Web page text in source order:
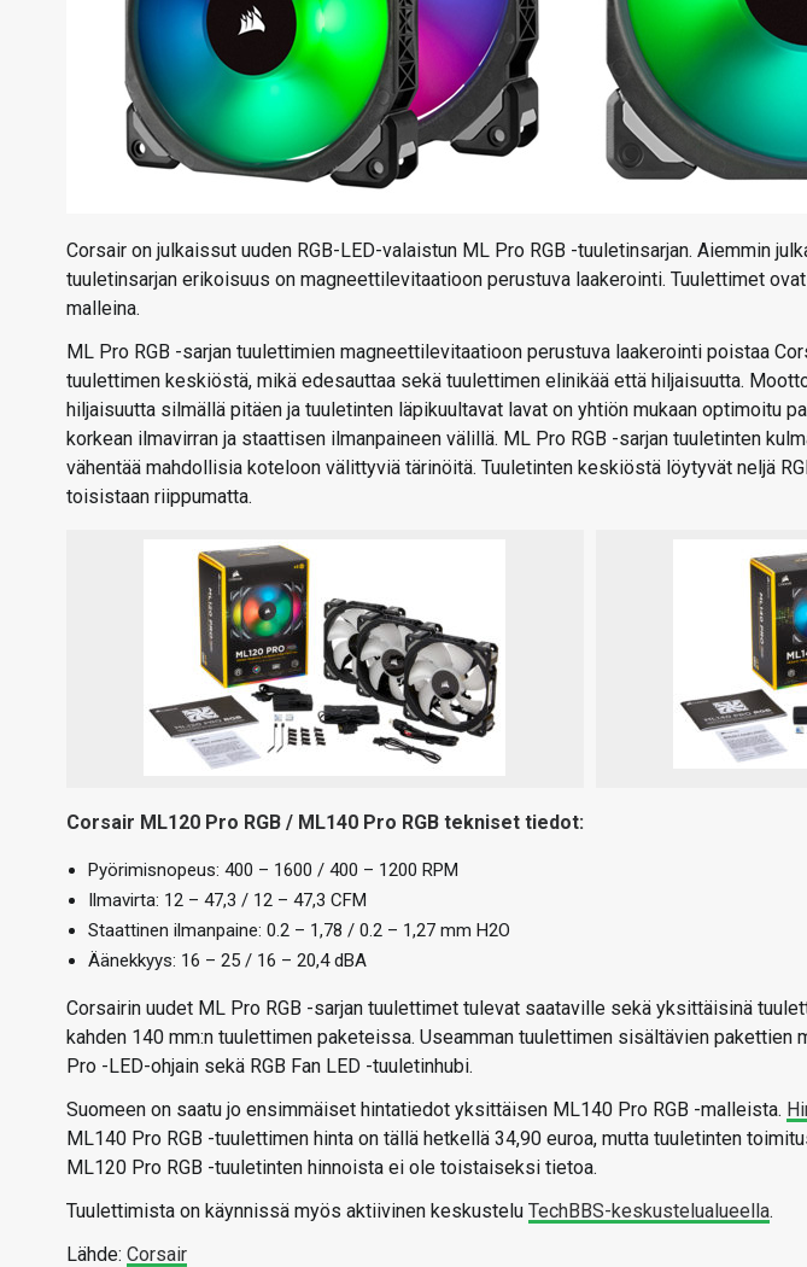
Corsair on julkaissut uuden RGB-LED-valaistun ML Pro RGB -tuuletinsarjan. Aiemmin
tuuletinsarjan erikoisuus on magneettilevitaatioon perustuva laakerointi. Tuulettimet
malleina.
ML Pro RGB -sarjan tuulettimien magneettilevitaatioon perustuva laakerointi poistaa
tuulettimen keskiöstä, mikä edesauttaa sekä tuulettimen elinikää että hiljaisuutta.
hiljaisuutta silmällä pitäen ja tuuletinten läpikuultavat lavat on yhtiön mukaan optimoitu
korkean ilmavirran ja staattisen ilmanpaineen välillä. ML Pro RGB -sarjan tuuletinten
vähentää mahdollisia koteloon välittyviä tärinöitä. Tuuletinten keskiöstä löytyvät neljä
toisistaan riippumatta.
Corsair ML120 Pro RGB / ML140 Pro RGB tekniset tiedot:
Pyörimisnopeus: 400 – 1600 / 400 – 1200 RPM
Ilmavirta: 12 – 47,3 / 12 – 47,3 CFM
Staattinen ilmanpaine: 0.2 – 1,78 / 0.2 – 1,27 mm H2O
Äänekkyys: 16 – 25 / 16 – 20,4 dBA
Corsairin uudet ML Pro RGB -sarjan tuulettimet tulevat saataville sekä yksittäisinä
kahden 140 mm:n tuulettimen paketeissa. Useamman tuulettimen sisältävien pakettien
Pro -LED-ohjain sekä RGB Fan LED -tuuletinhubi.
Suomeen on saatu jo ensimmäiset hintatiedot yksittäisen ML140 Pro RGB -malleista.
ML140 Pro RGB -tuulettimen hinta on tällä hetkellä 34,90 euroa, mutta tuuletinten
ML120 Pro RGB -tuuletinten hinnoista ei ole toistaiseksi tietoa.
Tuulettimista on käynnissä myös aktiivinen keskustelu TechBBS-keskustelualueella.
Lähde: Corsair